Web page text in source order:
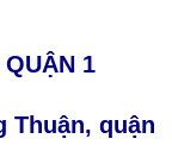
1
Thuận, quận